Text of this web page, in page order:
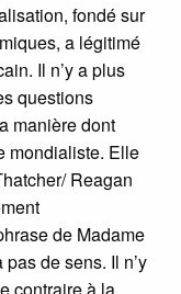
fondé sur
a légitimé
Il n’y a plus
questions
manière dont
mondialiste. Elle
Reagan
de Madame
de sens. Il n’y
contraire à la